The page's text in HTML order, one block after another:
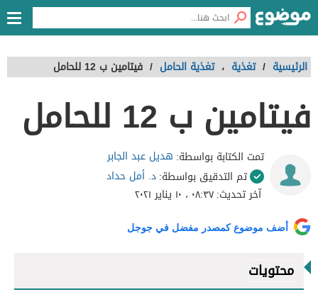
الرئيسية / تغذية ، تغذية الحامل / فيتامين ب 12 للحامل
فيتامين ب 12 للحامل
تمت الكتابة بواسطة: هديل عبد الجابر
تم التدقيق بواسطة:د. أمل حداد
آخر تحديث:٠٨:٣٧ ، ١٠ يناير ٢٠٢١
أضف موضوع كمصدر مفضل في جوجل
محتويات